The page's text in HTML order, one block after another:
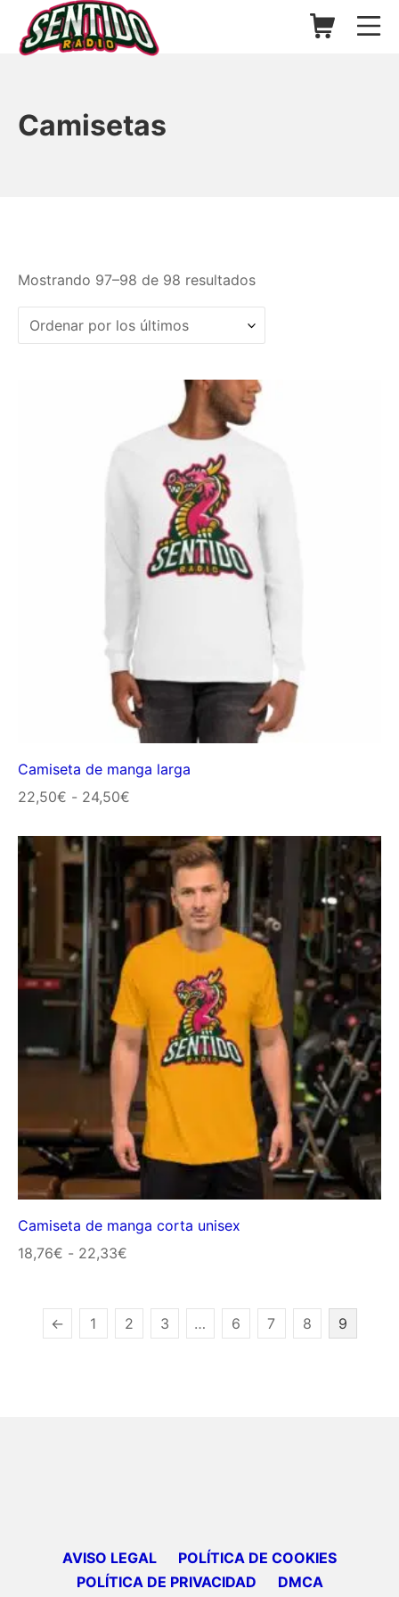
Saltar
contenido
Carrito de
Camisetas
Mostrando 97–98 de 98 resultadosOrdenado
por
los
Camiseta de manga larga
22,50€ - 24,50€
precios:
desde
22,50€
hasta
24,50€
Camiseta de manga corta unisex
18,76€ - 22,33€
desde
← 1 2 3 … 6 7 8 9
AVISO LEGAL
POLÍTICA DE COOKIES
POLÍTICA DE PRIVACIDAD
DMCA